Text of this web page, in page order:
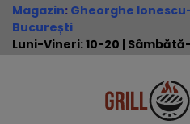
Magazin: Gheorghe
București
Luni-Vineri: 10-20 |